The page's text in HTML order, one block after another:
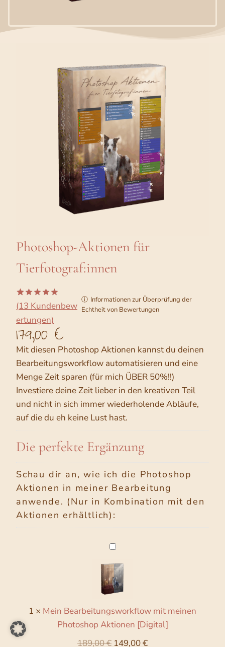
Photoshop-Aktionen für
Tierfotograf:innen
Bewertet
von 5,
basierend
auf
13
Kundenbew
(13 Kundenbew
ertungen)
ⓘ Informationen zur Überprüfung der
Echtheit von Bewertungen
179,00 €
Mit diesen Photoshop Aktionen kannst du deinen
Bearbeitungsworkflow automatisieren und eine
Menge Zeit sparen (für mich ÜBER 50%!!)
Investiere deine Zeit lieber in den kreativen Teil
und nicht in sich immer wiederholende Abläufe,
auf die du eh keine Lust hast.
Die perfekte Ergänzung
Schau dir an, wie ich die Photoshop
Aktionen in meiner Bearbeitung
anwende. (Nur in Kombination mit den
Aktionen erhältlich):
M
e
i
n
e
a
r
1 × Mein Bearbeitungsworkflow mit meinen
Photoshop Aktionen [Digital]
189,00€ U
149,00€A